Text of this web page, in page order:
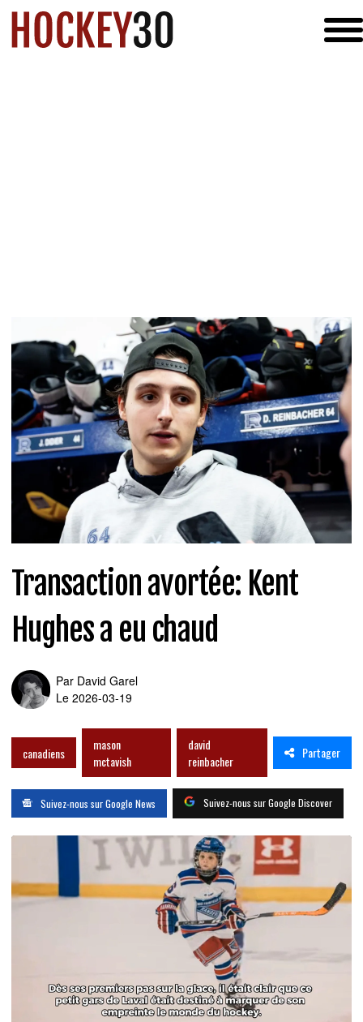
Transaction avortée: Kent
Hughes a eu chaud
Par David Garel
Le 2026-03-19
canadiens
mason
mctavish
david
reinbacher
Partager
Suivez-nous sur Google News Suivez-nous sur Google Discover